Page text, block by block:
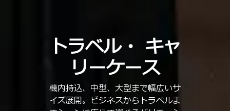
トラベル・ キャ
リーケース
機内持込、中型、大型まで幅広いサ
イズ展開。ビジネスからトラベルま